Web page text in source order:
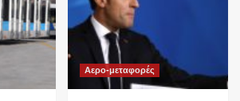
Αερο-μεταφορές